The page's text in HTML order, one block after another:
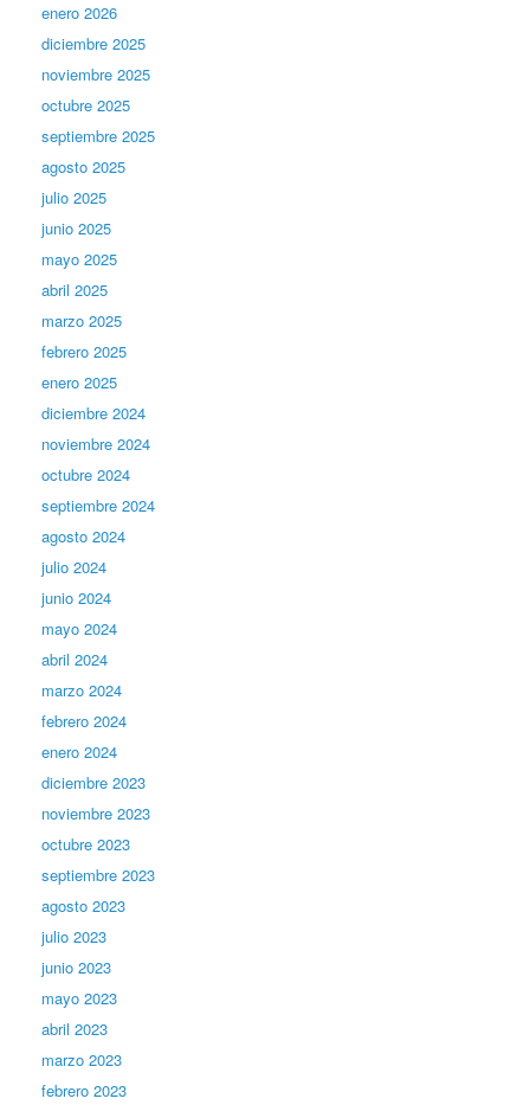
enero 2026
diciembre 2025
noviembre 2025
octubre 2025
septiembre 2025
agosto 2025
julio 2025
junio 2025
mayo 2025
abril 2025
marzo 2025
febrero 2025
enero 2025
diciembre 2024
noviembre 2024
octubre 2024
septiembre 2024
agosto 2024
julio 2024
junio 2024
mayo 2024
abril 2024
marzo 2024
febrero 2024
enero 2024
diciembre 2023
noviembre 2023
octubre 2023
septiembre 2023
agosto 2023
julio 2023
junio 2023
mayo 2023
abril 2023
marzo 2023
febrero 2023